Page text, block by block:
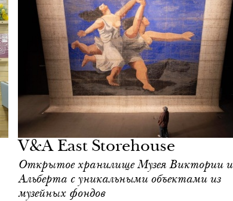
V&A East Storehouse
Открытое хранилище Музея Виктории и
Альберта с уникальными объектами из
музейных фондов